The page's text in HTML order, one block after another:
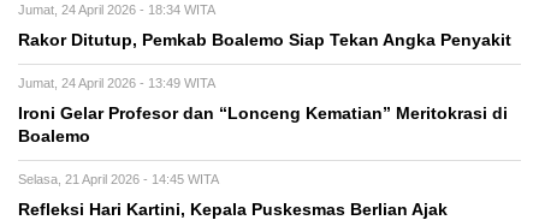
Jumat, 24 April 2026 - 18:34 WITA
Rakor Ditutup, Pemkab Boalemo Siap Tekan Angka Penyakit
Jumat, 24 April 2026 - 13:49 WITA
Ironi Gelar Profesor dan “Lonceng Kematian” Meritokrasi di
Boalemo
Selasa, 21 April 2026 - 14:45 WITA
Refleksi Hari Kartini, Kepala Puskesmas Berlian Ajak